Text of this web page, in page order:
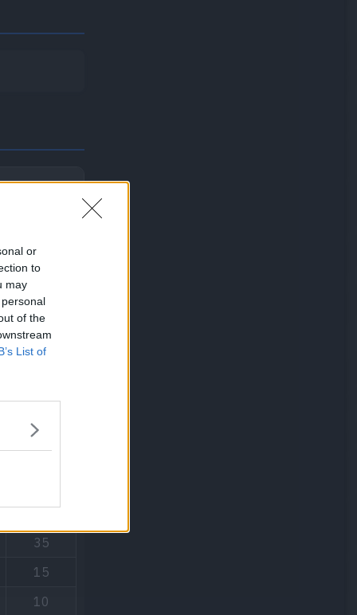
or
to
may
of the
List of
PP
15
40
35
15
10